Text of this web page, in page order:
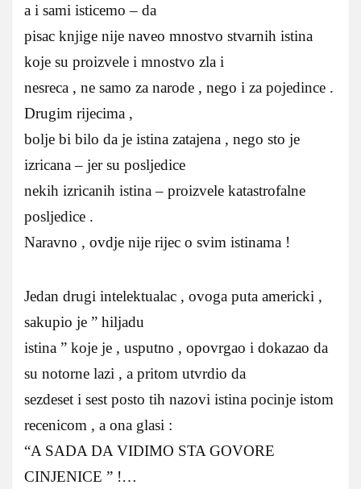
a i sami isticemo – da
pisac knjige nije naveo mnostvo stvarnih istina
koje su proizvele i mnostvo zla i
nesreca , ne samo za narode , nego i za pojedince .
Drugim rijecima ,
bolje bi bilo da je istina zatajena , nego sto je
izricana – jer su posljedice
nekih izricanih istina – proizvele katastrofalne
posljedice .
Naravno , ovdje nije rijec o svim istinama !
Jedan drugi intelektualac , ovoga puta americki ,
sakupio je ” hiljadu
istina ” koje je , usputno , opovrgao i dokazao da
su notorne lazi , a pritom utvrdio da
sezdeset i sest posto tih nazovi istina pocinje istom
recenicom , a ona glasi :
“A SADA DA VIDIMO STA GOVORE
CINJENICE ” !…